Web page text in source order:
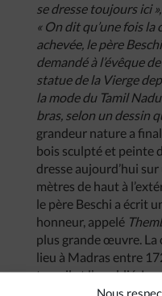
Nous
se dresse toujours ici »,
« On dit qu’une fois
achevée, le père
demandé à l’évêque
statue de la Vierge
la mode du Tamil
bras, selon un dessin
grandeur nature a
bois sculpté et peinte
dresse aujourd’hui
mètres de haut à
le père Beschi a écrit
honneur, appelé
plus grande œuvre. La
lieu à Madras entre
travail et l’a publié.
également appelé